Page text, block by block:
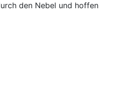
den Nebel und hoffen